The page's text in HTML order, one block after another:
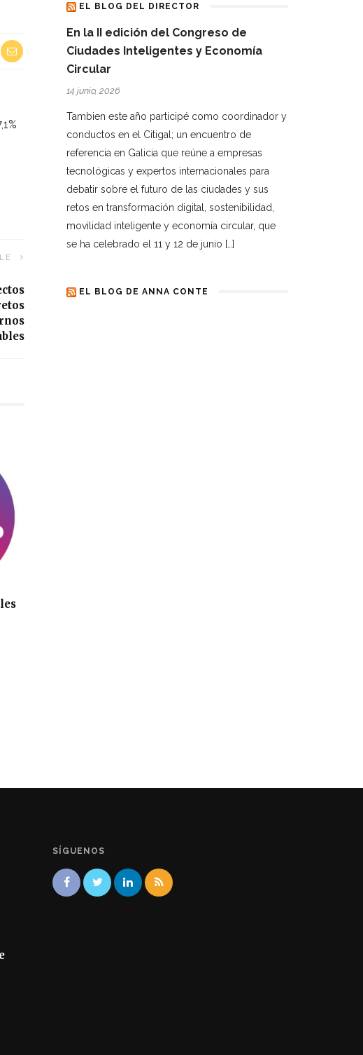
EL BLOG DEL DIRECTOR
En la II edición del Congreso de
Ciudades Inteligentes y Economía
Circular
14 junio, 2026
Tambien este año participé como coordinador y
conductos en el Citigal; un encuentro de
referencia en Galicia que reúne a empresas
tecnológicas y expertos internacionales para
debatir sobre el futuro de las ciudades y sus
retos en transformación digital, sostenibilidad,
movilidad inteligente y economía circular, que
se ha celebrado el 11 y 12 de junio […]
EL BLOG DE ANNA CONTE
SÍGUENOS